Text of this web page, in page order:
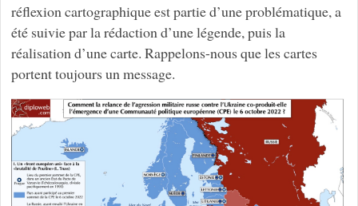
réflexion cartographique est partie d’une problématique, a
été suivie par la rédaction d’une légende, puis la
réalisation d’une carte. Rappelons-nous que les cartes
portent toujours un message.